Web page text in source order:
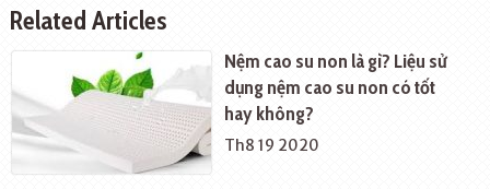
Related Articles
Nệm cao su non là gì? Liệu sử
dụng nệm cao su non có tốt
hay không?
Th8 19 2020